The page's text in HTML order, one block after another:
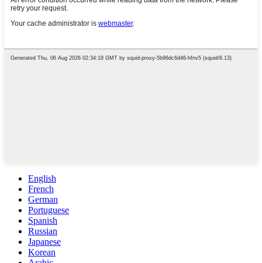
English
French
German
Portuguese
Spanish
Russian
Japanese
Korean